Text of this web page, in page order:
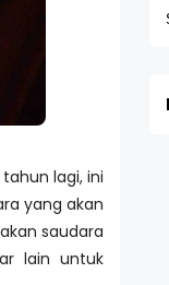
lagi, ini
yang akan
saudara
lain untuk